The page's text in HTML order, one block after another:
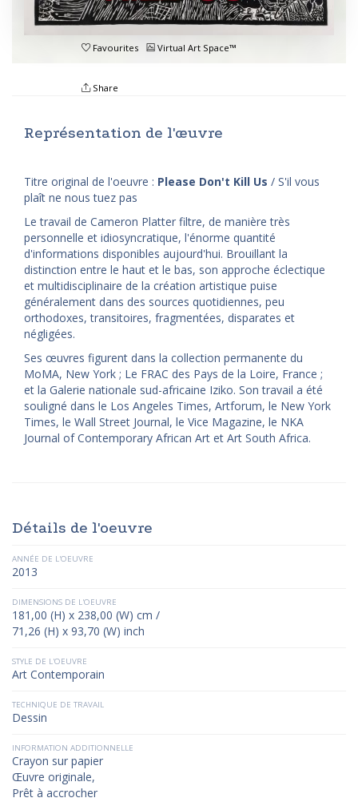
Favourites Virtual Art Space™
Share
Représentation de l'œuvre
Titre original de l'oeuvre : Please Don't Kill Us / S'il vous
plaît ne nous tuez pas
Le travail de Cameron Platter filtre, de manière très
personnelle et idiosyncratique, l'énorme quantité
d'informations disponibles aujourd'hui. Brouillant la
distinction entre le haut et le bas, son approche éclectique
et multidisciplinaire de la création artistique puise
généralement dans des sources quotidiennes, peu
orthodoxes, transitoires, fragmentées, disparates et
négligées.
Ses œuvres figurent dans la collection permanente du
MoMA, New York ; Le FRAC des Pays de la Loire, France ;
et la Galerie nationale sud-africaine Iziko. Son travail a été
souligné dans le Los Angeles Times, Artforum, le New York
Times, le Wall Street Journal, le Vice Magazine, le NKA
Journal of Contemporary African Art et Art South Africa.
Détails de l'oeuvre
ANNÉE DE L'OEUVRE
2013
DIMENSIONS DE L'OEUVRE
181,00 (H) x 238,00 (W) cm /
71,26 (H) x 93,70 (W) inch
STYLE DE L'OEUVRE
Art Contemporain
TECHNIQUE DE TRAVAIL
Dessin
INFORMATION ADDITIONNELLE
Crayon sur papier
Œuvre originale,
Prêt à accrocher